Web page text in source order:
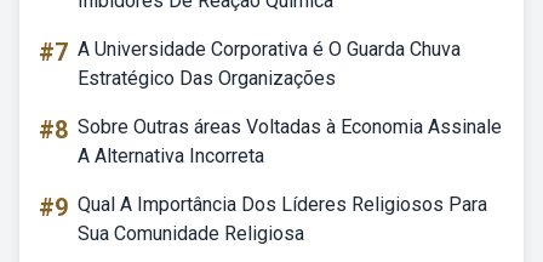
#7 A Universidade Corporativa é O Guarda Chuva
Estratégico Das Organizações
#8 Sobre Outras áreas Voltadas à Economia Assinale
A Alternativa Incorreta
#9 Qual A Importância Dos Líderes Religiosos Para
Sua Comunidade Religiosa